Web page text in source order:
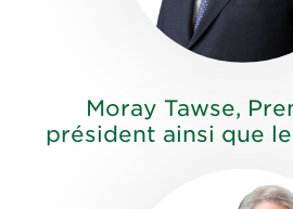
Moray Tawse,
président ainsi que